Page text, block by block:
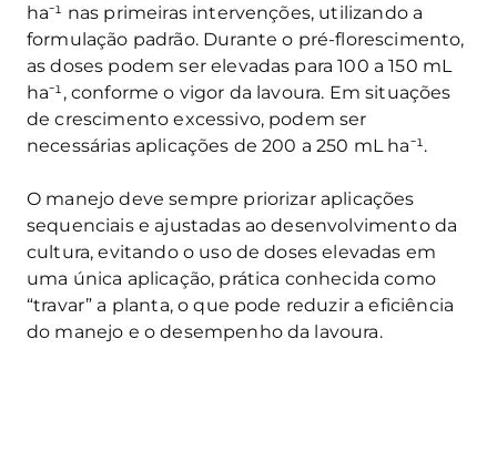
ha⁻¹ nas primeiras intervenções, utilizando a
formulação padrão. Durante o pré-florescimento,
as doses podem ser elevadas para 100 a 150 mL
ha⁻¹, conforme o vigor da lavoura. Em situações
de crescimento excessivo, podem ser
necessárias aplicações de 200 a 250 mL ha⁻¹.
O manejo deve sempre priorizar aplicações
sequenciais e ajustadas ao desenvolvimento da
cultura, evitando o uso de doses elevadas em
uma única aplicação, prática conhecida como
“travar” a planta, o que pode reduzir a eficiência
do manejo e o desempenho da lavoura.